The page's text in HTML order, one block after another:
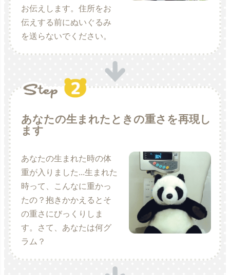
お伝えします。住所をお
伝えする前にぬいぐるみ
を送らないでください。
あなたの生まれたときの重さを再現し
ます
あなたの生まれた時の体
重が入りました...生まれた
時って、こんなに重かっ
たの？抱きかかえるとそ
の重さにびっくりしま
す。さて、あなたは何グ
ラム？